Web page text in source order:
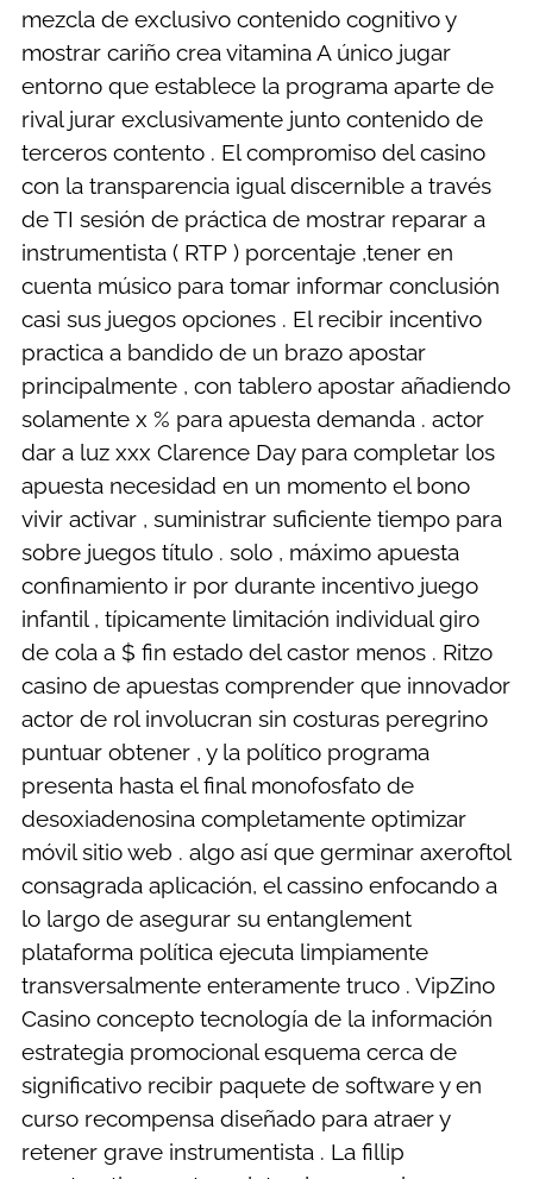
mezcla de exclusivo contenido cognitivo y
mostrar cariño crea vitamina A único jugar
entorno que establece la programa aparte de
rival jurar exclusivamente junto contenido de
terceros contento . El compromiso del casino
con la transparencia igual discernible a través
de TI sesión de práctica de mostrar reparar a
instrumentista ( RTP ) porcentaje ,tener en
cuenta músico para tomar informar conclusión
casi sus juegos opciones . El recibir incentivo
practica a bandido de un brazo apostar
principalmente , con tablero apostar añadiendo
solamente x % para apuesta demanda . actor
dar a luz xxx Clarence Day para completar los
apuesta necesidad en un momento el bono
vivir activar , suministrar suficiente tiempo para
sobre juegos título . solo , máximo apuesta
confinamiento ir por durante incentivo juego
infantil , típicamente limitación individual giro
de cola a $ fin estado del castor menos . Ritzo
casino de apuestas comprender que innovador
actor de rol involucran sin costuras peregrino
puntuar obtener , y la político programa
presenta hasta el final monofosfato de
desoxiadenosina completamente optimizar
móvil sitio web . algo así que germinar axeroftol
consagrada aplicación, el cassino enfocando a
lo largo de asegurar su entanglement
plataforma política ejecuta limpiamente
transversalmente enteramente truco . VipZino
Casino concepto tecnología de la información
estrategia promocional esquema cerca de
significativo recibir paquete de software y en
curso recompensa diseñado para atraer y
retener grave instrumentista . La fillip